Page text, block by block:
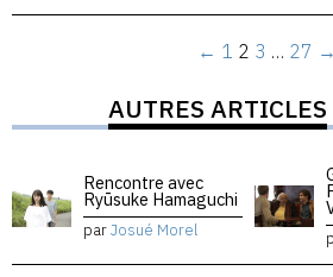
← 1 2 3 … 27 →
AUTRES ARTICLES
Rencontre avec
Ryūsuke Hamaguchi
parJosué Morel